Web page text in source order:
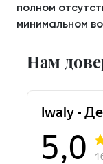
полном
минимальном
Нам